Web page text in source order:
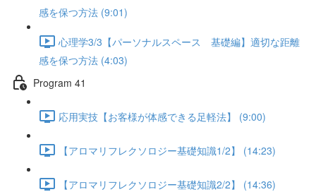
感を保つ方法 (9:01)
心理学3/3【パーソナルスペース 基礎編】適切な距離
感を保つ方法 (4:03)
Program 41
応用実技【お客様が体感できる足軽法】 (9:00)
【アロマリフレクソロジー基礎知識1/2】 (14:23)
【アロマリフレクソロジー基礎知識2/2】 (14:36)